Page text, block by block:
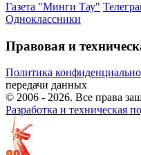
Газета "Минги Тау"
Одноклассники
Правовая и
Политика
передачи данных
© 2006 - 2026. Все права
Разработка и техническая